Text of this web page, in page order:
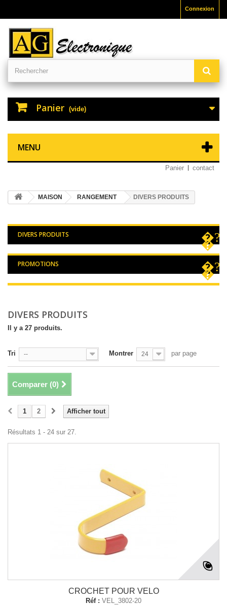
Connexion
Panier (vide)
MENU
Panier contact
MAISON RANGEMENT DIVERS PRODUITS
DIVERS PRODUITS
PROMOTIONS
DIVERS PRODUITS
Il y a 27 produits.
Tri -- Montrer 24 par page
Comparer (0)
Afficher tout
1 2
Résultats 1 - 24 sur 27.
CROCHET POUR VELO
Réf : VEL_3802-20